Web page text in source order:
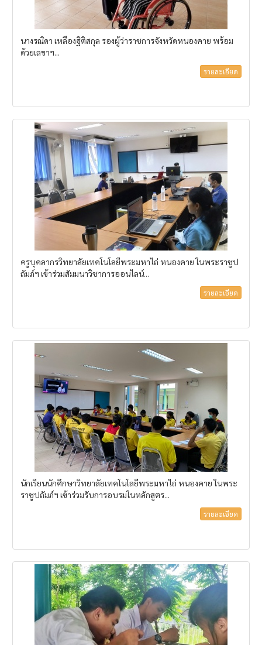
นางรณิดา เหลืองฐิติสกุล รองผู้ว่าราชการจังหวัดหนองคาย พร้อม
ด้วยเลขาฯ...
รายละเอียด
ครูบุคลากรวิทยาลัยเทคโนโลยีพระมหาไถ่ หนองคาย ในพระราชูป
ถัมภ์ฯ เข้าร่วมสัมมนาวิชาการออนไลน์...
รายละเอียด
นักเรียนนักศึกษาวิทยาลัยเทคโนโลยีพระมหาไถ่ หนองคาย ในพระ
ราชูปถัมภ์ฯ เข้าร่วมรับการอบรมในหลักสูตร...
รายละเอียด